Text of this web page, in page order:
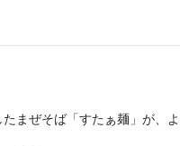
まぜそば「すたぁ麺」が、